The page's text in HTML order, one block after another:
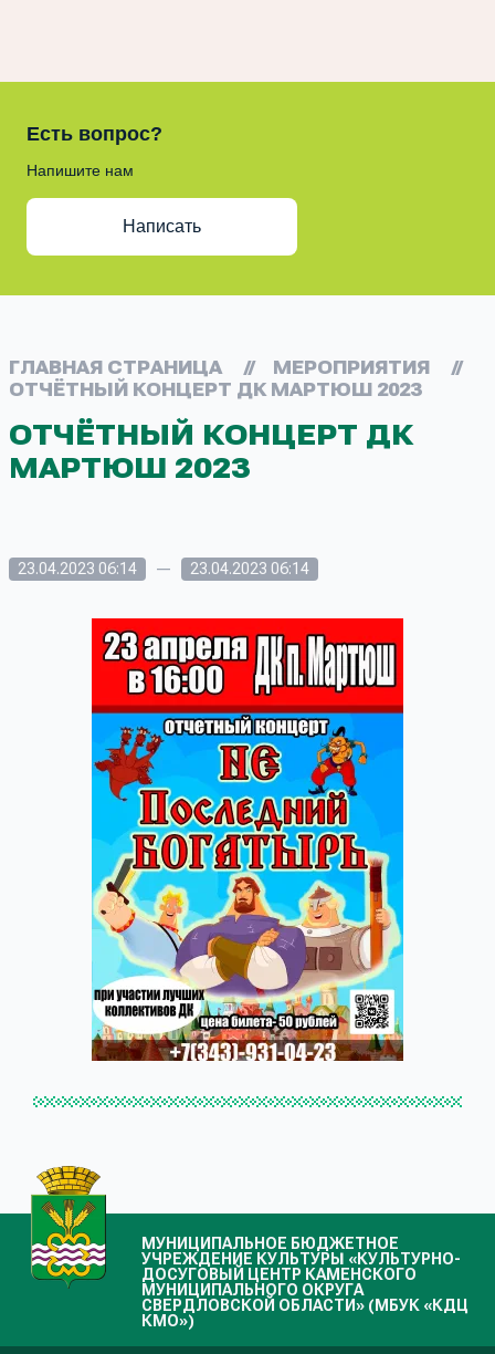
Есть вопрос?
Напишите нам
Написать
ГЛАВНАЯ СТРАНИЦА // МЕРОПРИЯТИЯ
//
ОТЧЁТНЫЙ КОНЦЕРТ ДК МАРТЮШ 2023
ОТЧЁТНЫЙ КОНЦЕРТ ДК
МАРТЮШ 2023
23.04.2023 06:14 — 23.04.2023 06:14
МУНИЦИПАЛЬНОЕ БЮДЖЕТНОЕ
УЧРЕЖДЕНИЕ КУЛЬТУРЫ «КУЛЬТУРНО-
ДОСУГОВЫЙ ЦЕНТР КАМЕНСКОГО
МУНИЦИПАЛЬНОГО ОКРУГА
СВЕРДЛОВСКОЙ ОБЛАСТИ» (МБУК «КДЦ
КМО»)